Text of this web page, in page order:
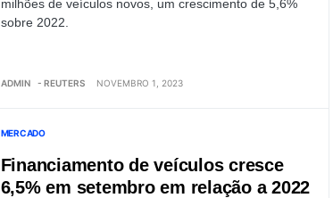
milhões de veículos novos, um crescimento de 5,6%
sobre 2022.
ADMIN - REUTERS NOVEMBRO 1, 2023
MERCADO
Financiamento de veículos cresce
6,5% em setembro em relação a 2022